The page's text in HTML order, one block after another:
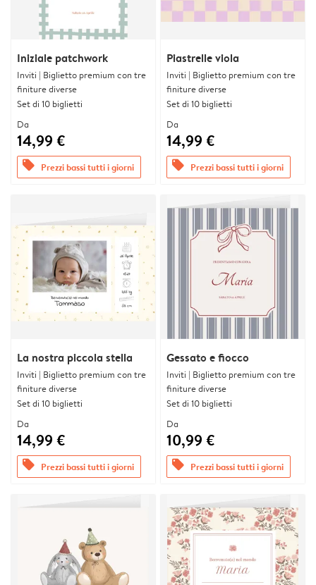
Iniziale patchwork
Inviti | Biglietto premium con tre
finiture diverse
Set di 10 biglietti
Da
14,99 €
offers Prezzi bassi tutti i giorni
Piastrelle viola
Inviti | Biglietto premium con tre
finiture diverse
Set di 10 biglietti
Da
14,99 €
offers Prezzi bassi tutti i giorni
La nostra piccola stella
Inviti | Biglietto premium con tre
finiture diverse
Set di 10 biglietti
Da
14,99 €
offers Prezzi bassi tutti i giorni
Gessato e fiocco
Inviti | Biglietto premium con tre
finiture diverse
Set di 10 biglietti
Da
10,99 €
offers Prezzi bassi tutti i giorni